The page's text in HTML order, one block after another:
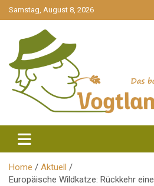
gehe
zum
Samstag, August 8, 2026
Vogtlandstreicher
Home
Aktuell
Europäische Wildkatze: Rückkehr